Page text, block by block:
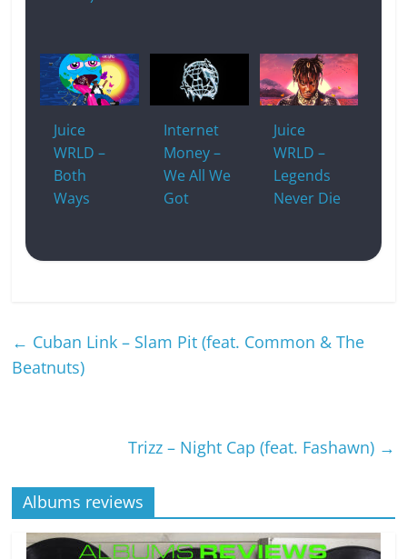
Juice
WRLD –
Both
Ways
Internet
Money –
We All We
Got
Juice
WRLD –
Legends
Never Die
← Cuban Link – Slam Pit (feat. Common & The
Beatnuts)
Trizz – Night Cap (feat. Fashawn) →
Albums reviews